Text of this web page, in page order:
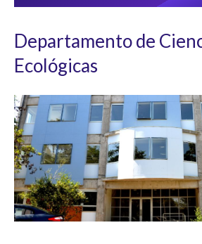
ESTUDIANTES
FUNCIONARIOS
Departamento de
Ecológicas